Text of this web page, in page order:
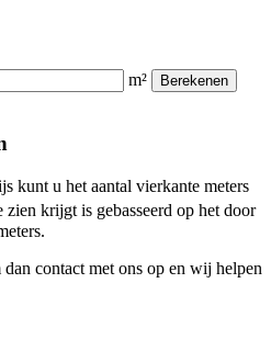
m² Berekenen
kunt u het aantal vierkante meters
krijgt is gebasseerd op het door
contact met ons op en wij helpen